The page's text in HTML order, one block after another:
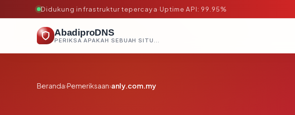
Didukung infrastruktur tepercaya·Uptime API: 99.95%
AbadiproDNS
PERIKSA APAKAH SEBUAH SITUS AMAN, TEPERCAYA, DAN TERVERIFIKASI DALAM HITUNGAN DETIK.
Beranda›Pemeriksaan›anly.com.my